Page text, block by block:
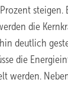
die
deutlich
die
werden.